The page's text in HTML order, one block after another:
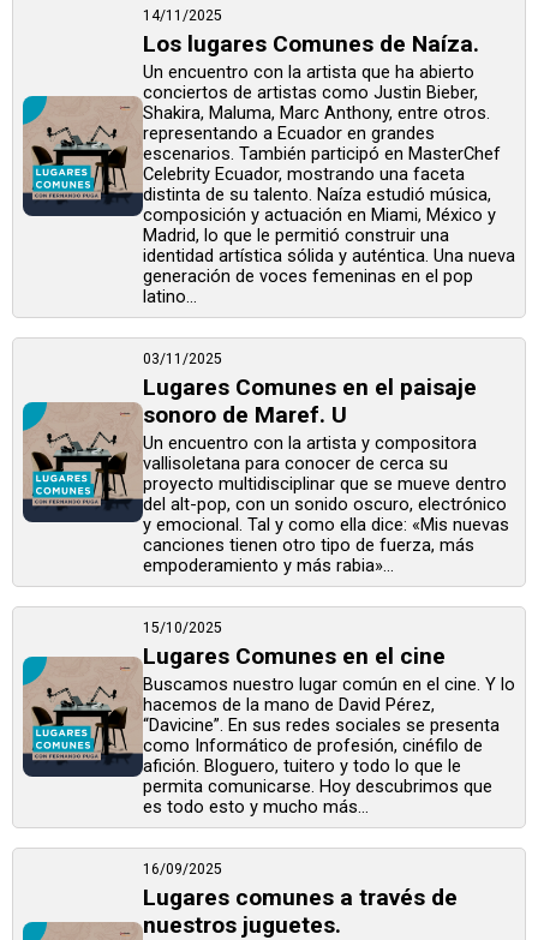
14/11/2025
Los lugares Comunes de Naíza.
Un encuentro con la artista que ha abierto
conciertos de artistas como Justin Bieber,
Shakira, Maluma, Marc Anthony, entre otros.
representando a Ecuador en grandes
escenarios. También participó en MasterChef
Celebrity Ecuador, mostrando una faceta
distinta de su talento. Naíza estudió música,
composición y actuación en Miami, México y
Madrid, lo que le permitió construir una
identidad artística sólida y auténtica. Una nueva
generación de voces femeninas en el pop
latino...
03/11/2025
Lugares Comunes en el paisaje
sonoro de Maref. U
Un encuentro con la artista y compositora
vallisoletana para conocer de cerca su
proyecto multidisciplinar que se mueve dentro
del alt-pop, con un sonido oscuro, electrónico
y emocional. Tal y como ella dice: «Mis nuevas
canciones tienen otro tipo de fuerza, más
empoderamiento y más rabia»...
15/10/2025
Lugares Comunes en el cine
Buscamos nuestro lugar común en el cine. Y lo
hacemos de la mano de David Pérez,
“Davicine”. En sus redes sociales se presenta
como Informático de profesión, cinéfilo de
afición. Bloguero, tuitero y todo lo que le
permita comunicarse. Hoy descubrimos que
es todo esto y mucho más...
16/09/2025
Lugares comunes a través de
nuestros juguetes.